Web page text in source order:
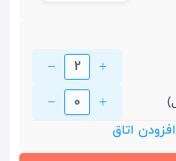
2
0
افزودن اتاق